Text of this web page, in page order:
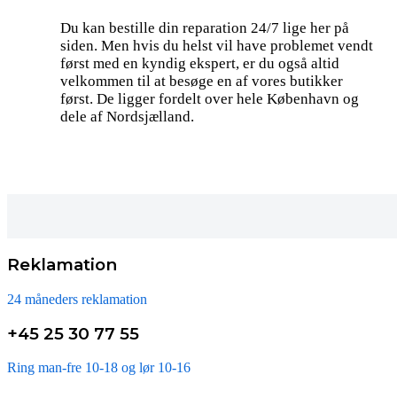
Du kan bestille din reparation 24/7 lige her på
siden. Men hvis du helst vil have problemet vendt
først med en kyndig ekspert, er du også altid
velkommen til at besøge en af vores butikker
først. De ligger fordelt over hele København og
dele af Nordsjælland.
Reklamation
24 måneders reklamation
+45 25 30 77 55
Ring man-fre 10-18 og lør 10-16